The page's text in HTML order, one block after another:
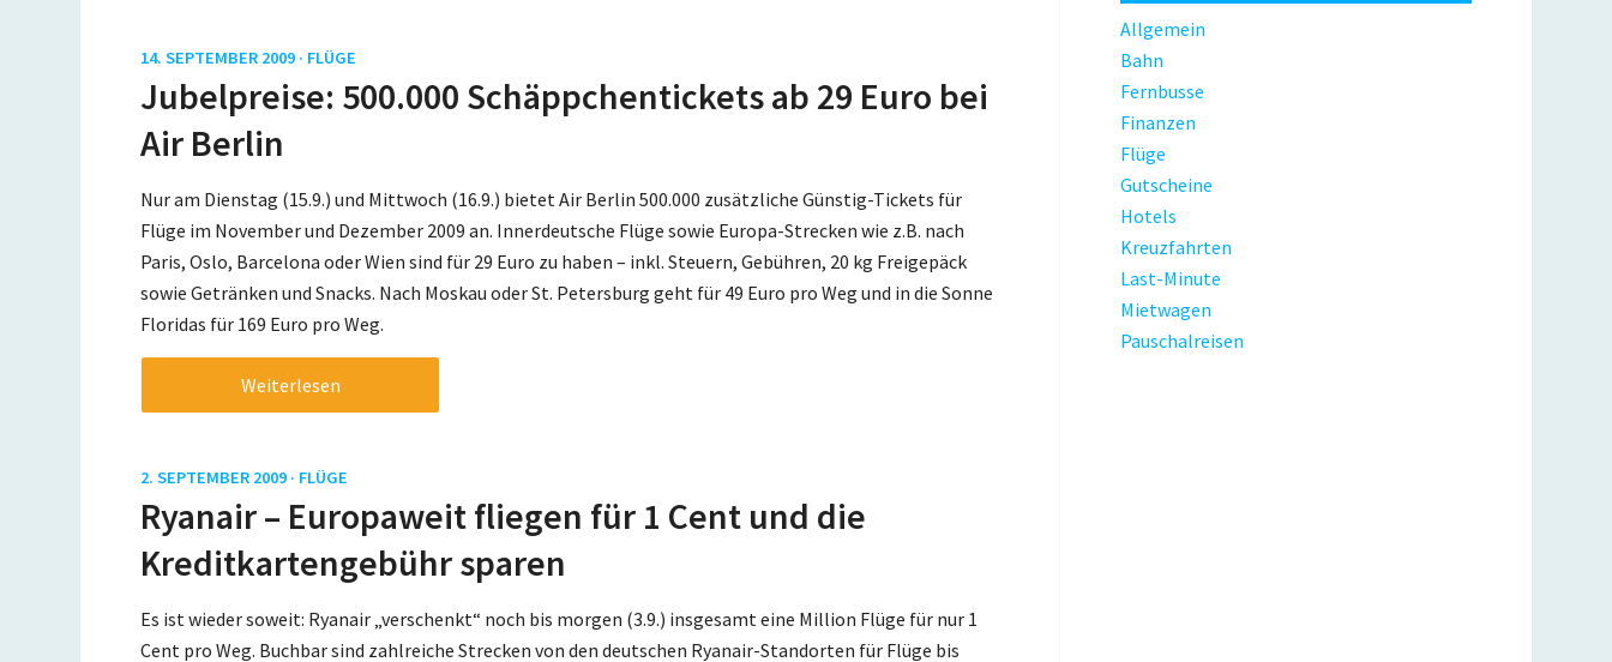
14. SEPTEMBER 2009 · FLÜGE
Jubelpreise: 500.000 Schäppchentickets ab 29 Euro bei
Air Berlin
Nur am Dienstag (15.9.) und Mittwoch (16.9.) bietet Air Berlin 500.000 zusätzliche Günstig-Tickets für
Flüge im November und Dezember 2009 an. Innerdeutsche Flüge sowie Europa-Strecken wie z.B. nach
Paris, Oslo, Barcelona oder Wien sind für 29 Euro zu haben – inkl. Steuern, Gebühren, 20 kg Freigepäck
sowie Getränken und Snacks. Nach Moskau oder St. Petersburg geht für 49 Euro pro Weg und in die Sonne
Floridas für 169 Euro pro Weg.
Weiterlesen
2. SEPTEMBER 2009 · FLÜGE
Ryanair – Europaweit fliegen für 1 Cent und die
Kreditkartengebühr sparen
Es ist wieder soweit: Ryanair „verschenkt“ noch bis morgen (3.9.) insgesamt eine Million Flüge für nur 1
Cent pro Weg. Buchbar sind zahlreiche Strecken von den deutschen Ryanair-Standorten für Flüge bis
Allgemein
Bahn
Fernbusse
Finanzen
Flüge
Gutscheine
Hotels
Kreuzfahrten
Last-Minute
Mietwagen
Pauschalreisen